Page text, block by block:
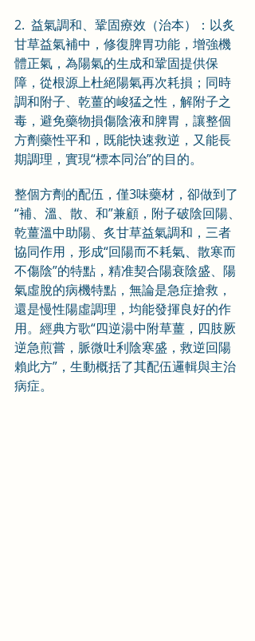
2.  益氣調和、鞏固療效（治本）：以炙
甘草益氣補中，修復脾胃功能，增強機
體正氣，為陽氣的生成和鞏固提供保
障，從根源上杜絕陽氣再次耗損；同時
調和附子、乾薑的峻猛之性，解附子之
毒，避免藥物損傷陰液和脾胃，讓整個
方劑藥性平和，既能快速救逆，又能長
期調理，實現“標本同治”的目的。
整個方劑的配伍，僅3味藥材，卻做到了
“補、溫、散、和”兼顧，附子破陰回陽、
乾薑溫中助陽、炙甘草益氣調和，三者
協同作用，形成“回陽而不耗氣、散寒而
不傷陰”的特點，精准契合陽衰陰盛、陽
氣虛脫的病機特點，無論是急症搶救，
還是慢性陽虛調理，均能發揮良好的作
用。經典方歌“四逆湯中附草薑，四肢厥
逆急煎嘗，脈微吐利陰寒盛，救逆回陽
賴此方”，生動概括了其配伍邏輯與主治
病症。